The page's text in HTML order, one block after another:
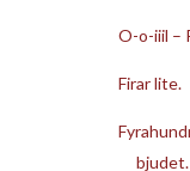
O-o-iiil –
Firar lite.
bjudet.